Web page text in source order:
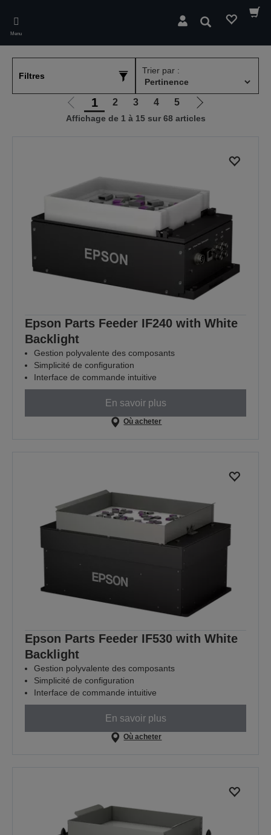
main
content
Menu
Rechercher
Filtres
Trier par :
Aller
à
1 2 3 4 5
Aller
à
suivante
Affichage de 1 à 15 sur 68 articles
Epson Parts Feeder IF240 with White
Backlight
Gestion polyvalente des composants
Simplicité de configuration
Interface de commande intuitive
En savoir plus
Où acheter
Epson Parts Feeder IF530 with White
Backlight
Gestion polyvalente des composants
Simplicité de configuration
Interface de commande intuitive
En savoir plus
Où acheter